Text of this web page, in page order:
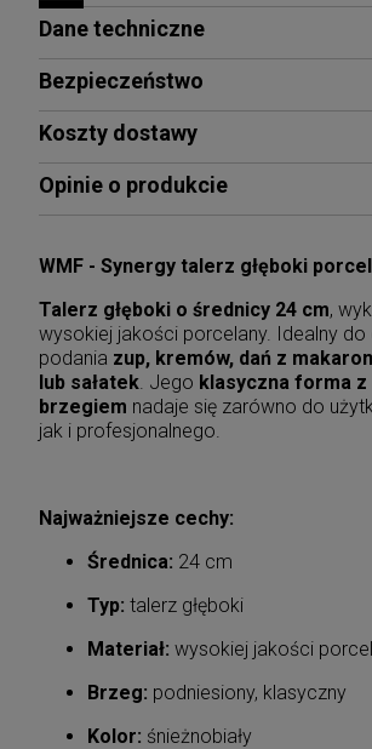
Dane techniczne
Bezpieczeństwo
Koszty dostawy
Opinie o produkcie
WMF - Synergy talerz głęboki
Talerz głęboki o średnicy 24 cm,
wysokiej jakości porcelany. Idealny do
podania zup, kremów, dań z
lub sałatek. Jego klasyczna forma z
brzegiem nadaje się zarówno do
jak i profesjonalnego.
Najważniejsze cechy:
Średnica: 24 cm
Typ: talerz głęboki
Materiał: wysokiej jakości
Brzeg: podniesiony, klasyczny
Kolor: śnieżnobiały